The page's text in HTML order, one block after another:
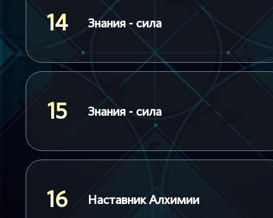
14 Знания - сила
15 Знания - сила
16 Наставник Алхимии